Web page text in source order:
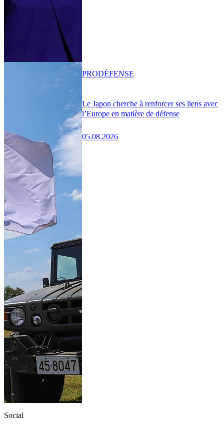
Le Japon cherche à renforcer ses liens avec
l’Europe en matière de défense
05.08.2026
PRODÉFENSE
Social